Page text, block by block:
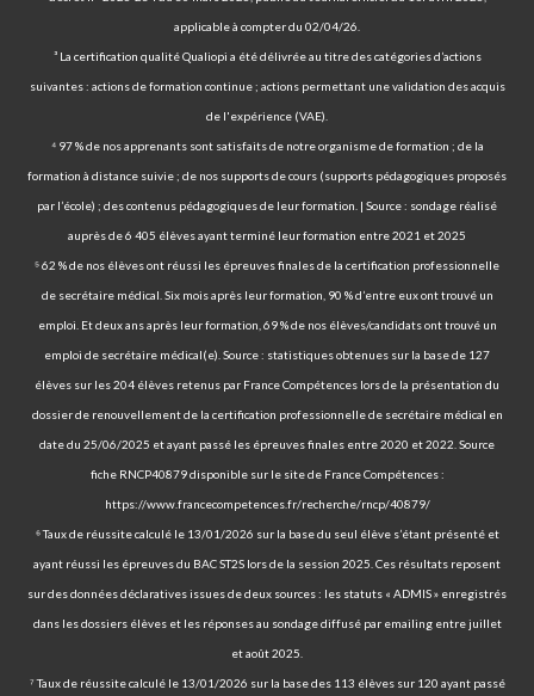
applicable à compter du 02/04/26.
³ La certification qualité Qualiopi a été délivrée au titre des catégories d’actions
suivantes : actions de formation continue ; actions permettant une validation des acquis
de l'expérience (VAE).
⁴ 97 % de nos apprenants sont satisfaits de notre organisme de formation ; de la
formation à distance suivie ; de nos supports de cours (supports pédagogiques proposés
par l’école) ; des contenus pédagogiques de leur formation. | Source : sondage réalisé
auprès de 6 405 élèves ayant terminé leur formation entre 2021 et 2025
⁵ 62 % de nos élèves ont réussi les épreuves finales de la certification professionnelle
de secrétaire médical. Six mois après leur formation, 90 % d’entre eux ont trouvé un
emploi. Et deux ans après leur formation, 69 % de nos élèves/candidats ont trouvé un
emploi de secrétaire médical(e). Source : statistiques obtenues sur la base de 127
élèves sur les 204 élèves retenus par France Compétences lors de la présentation du
dossier de renouvellement de la certification professionnelle de secrétaire médical en
date du 25/06/2025 et ayant passé les épreuves finales entre 2020 et 2022. Source
fiche RNCP40879 disponible sur le site de France Compétences :
https://www.francecompetences.fr/recherche/rncp/40879/
⁶ Taux de réussite calculé le 13/01/2026 sur la base du seul élève s’étant présenté et
ayant réussi les épreuves du BAC ST2S lors de la session 2025. Ces résultats reposent
sur des données déclaratives issues de deux sources : les statuts « ADMIS » enregistrés
dans les dossiers élèves et les réponses au sondage diffusé par emailing entre juillet
et août 2025.
⁷ Taux de réussite calculé le 13/01/2026 sur la base des 113 élèves sur 120 ayant passé